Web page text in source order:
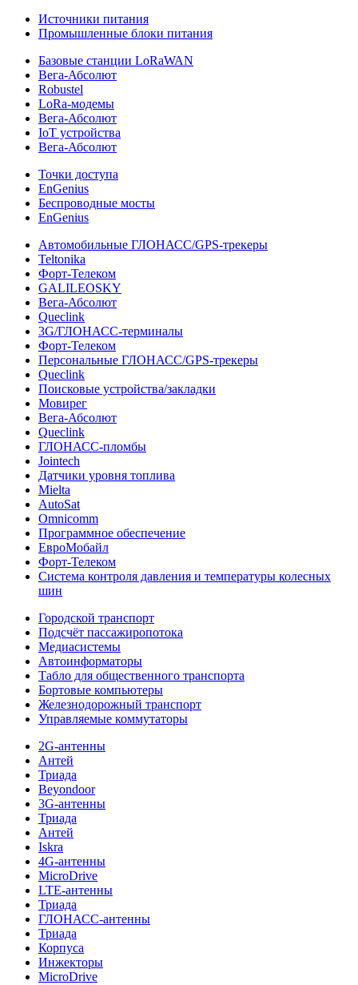
Источники питания
Промышленные блоки питания
Базовые станции LoRaWAN
Вега-Абсолют
Robustel
LoRa-модемы
Вега-Абсолют
IoT устройства
Вега-Абсолют
Точки доступа
EnGenius
Беспроводные мосты
EnGenius
Автомобильные ГЛОНАСС/GPS-трекеры
Teltonika
Форт-Телеком
GALILEOSKY
Вега-Абсолют
Queclink
3G/ГЛОНАСС-терминалы
Форт-Телеком
Персональные ГЛОНАСС/GPS-трекеры
Queclink
Поисковые устройства/закладки
Мовирег
Вега-Абсолют
Queclink
ГЛОНАСС-пломбы
Jointech
Датчики уровня топлива
Mielta
AutoSat
Omnicomm
Программное обеспечение
ЕвроМобайл
Форт-Телеком
Система контроля давления и температуры колесных
шин
Городской транспорт
Подсчёт пассажиропотока
Медиасистемы
Автоинформаторы
Табло для общественного транспорта
Бортовые компьютеры
Железнодорожный транспорт
Управляемые коммутаторы
2G-антенны
Антей
Триада
Beyondoor
3G-антенны
Триада
Антей
Iskra
4G-антенны
MicroDrive
LTE-антенны
Триада
ГЛОНАСС-антенны
Триада
Корпуса
Инжекторы
MicroDrive